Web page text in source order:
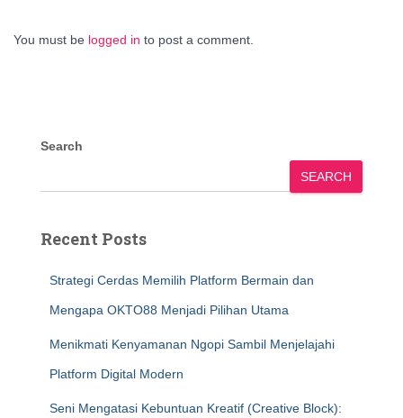
You must be logged in to post a comment.
Search
SEARCH
Recent Posts
Strategi Cerdas Memilih Platform Bermain dan
Mengapa OKTO88 Menjadi Pilihan Utama
Menikmati Kenyamanan Ngopi Sambil Menjelajahi
Platform Digital Modern
Seni Mengatasi Kebuntuan Kreatif (Creative Block):